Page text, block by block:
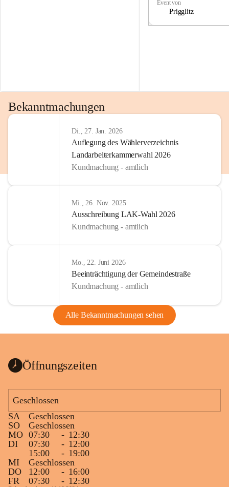
Event von
Prigglitz
Bekanntmachungen
Di., 27. Jan. 2026
Auflegung des Wählerverzeichnis
Landarbeiterkammerwahl 2026
Kundmachung - amtlich
Mi., 26. Nov. 2025
Ausschreibung LAK-Wahl 2026
Kundmachung - amtlich
Mo., 22. Juni 2026
Beeinträchtigung der Gemeindestraße
Kundmachung - amtlich
Alle Bekanntmachungen sehen
Öffnungszeiten
Geschlossen
SA
Geschlossen
SO
Geschlossen
MO 07:30 - 12:30
DI
07:30 - 12:00
15:00
- 19:00
MI
Geschlossen
DO
12:00 - 16:00
FR
07:30 - 12:30